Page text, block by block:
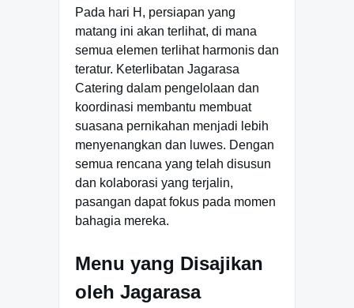
Pada hari H, persiapan yang
matang ini akan terlihat, di mana
semua elemen terlihat harmonis dan
teratur. Keterlibatan Jagarasa
Catering dalam pengelolaan dan
koordinasi membantu membuat
suasana pernikahan menjadi lebih
menyenangkan dan luwes. Dengan
semua rencana yang telah disusun
dan kolaborasi yang terjalin,
pasangan dapat fokus pada momen
bahagia mereka.
Menu yang Disajikan
oleh Jagarasa